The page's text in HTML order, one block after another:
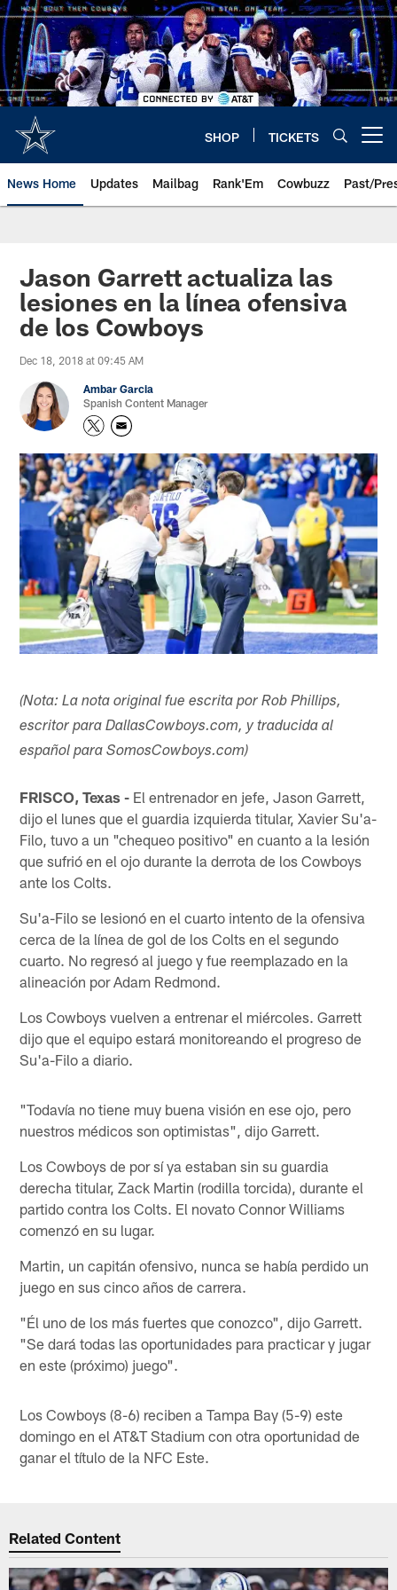
Skip
to
main
content
SHOP TICKETS
News Home Updates Mailbag Rank'Em Cowbuzz Past/
Jason Garrett actualiza las
lesiones en la línea ofensiva
de los Cowboys
Dec 18, 2018 at 09:45 AM
Ambar Garcia
Spanish Content Manager
(Nota: La nota original fue escrita por Rob Phillips,
escritor para DallasCowboys.com, y traducida al
español para SomosCowboys.com)​
FRISCO, Texas - El entrenador en jefe, Jason Garrett,
dijo el lunes que el guardia izquierda titular, Xavier Su'a-
Filo, tuvo a un "chequeo positivo" en cuanto a la lesión
que sufrió en el ojo durante la derrota de los Cowboys
ante los Colts.
Su'a-Filo se lesionó en el cuarto intento de la ofensiva
cerca de la línea de gol de los Colts en el segundo
cuarto. No regresó al juego y fue reemplazado en la
alineación por Adam Redmond.
Los Cowboys vuelven a entrenar el miércoles. Garrett
dijo que el equipo estará monitoreando el progreso de
Su'a-Filo a diario.
"Todavía no tiene muy buena visión en ese ojo, pero
nuestros médicos son optimistas", dijo Garrett.
Los Cowboys de por sí ya estaban sin su guardia
derecha titular, Zack Martin (rodilla torcida), durante el
partido contra los Colts. El novato Connor Williams
comenzó en su lugar.
Martin, un capitán ofensivo, nunca se había perdido un
juego en sus cinco años de carrera.
"Él uno de los más fuertes que conozco", dijo Garrett.
"Se dará todas las oportunidades para practicar y jugar
en este (próximo) juego".
Los Cowboys (8-6) reciben a Tampa Bay (5-9) este
domingo en el AT&T Stadium con otra oportunidad de
ganar el título de la NFC Este.
Related Content